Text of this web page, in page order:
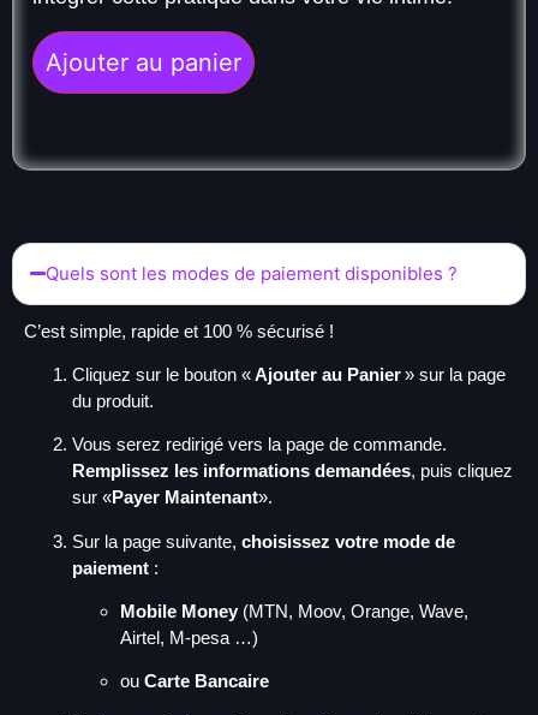
Ajouter au panier
Quels sont les modes de paiement disponibles ?
C’est simple, rapide et 100 % sécurisé !
Cliquez sur le bouton «Ajouter au Panier» sur la page
du produit.
Vous serez redirigé vers la page de commande.
Remplissez les informations demandées, puis cliquez
sur «Payer Maintenant».
Sur la page suivante, choisissez votre mode de
paiement :
Mobile Money (MTN, Moov, Orange, Wave,
Airtel, M-pesa …)
ou Carte Bancaire